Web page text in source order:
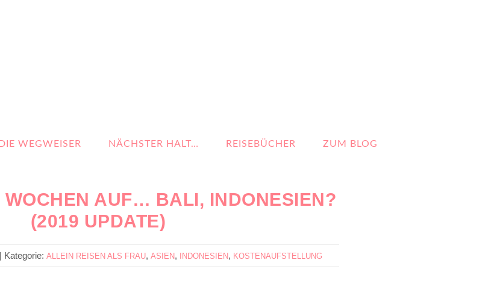
DIE WEGWEISER NÄCHSTER HALT… REISEBÜCHER ZUM BLOG
WOCHEN AUF… BALI, INDONESIEN?
(2019 UPDATE)
| Kategorie: ALLEIN REISEN ALS FRAU, ASIEN, INDONESIEN, KOSTENAUFSTELLUNG